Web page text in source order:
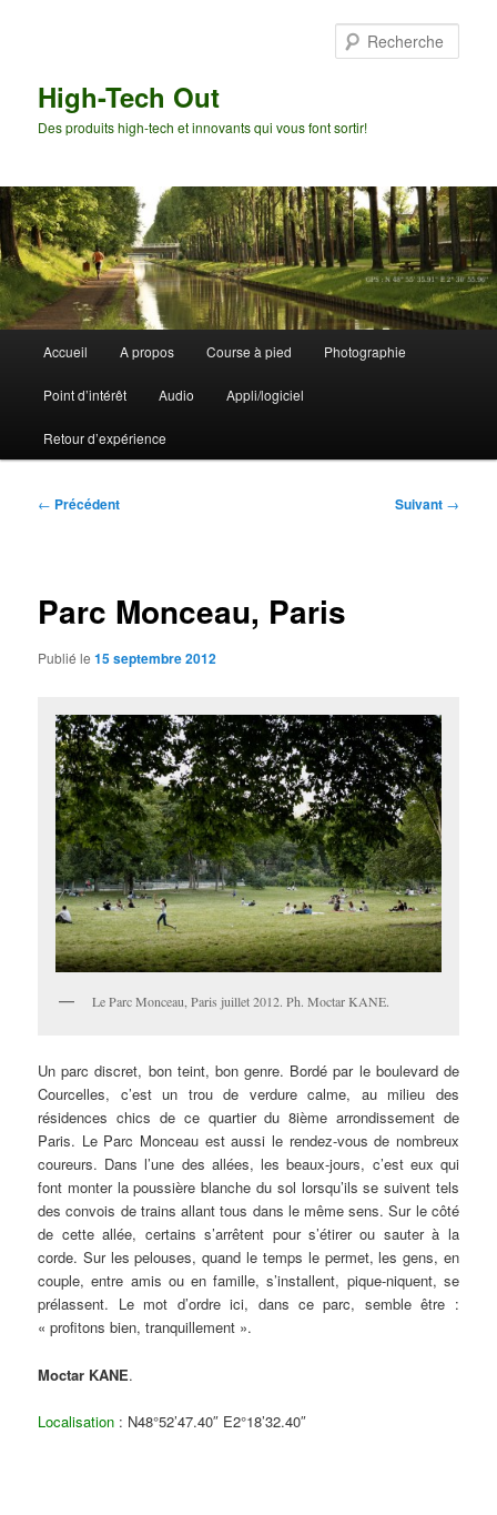
High-Tech Out
Des produits high-tech et innovants qui vous font sortir!
principal
Accueil A propos Course à pied Photographie
Point d’intérêt Audio Appli/logiciel
Retour d’expérience
Navigation
← Précédent Suivant →
Parc Monceau, Paris
Publié le15 septembre 2012
Le Parc Monceau, Paris juillet 2012. Ph. Moctar KANE.
Un parc discret, bon teint, bon genre. Bordé par le boulevard de
Courcelles, c’est un trou de verdure calme, au milieu des
résidences chics de ce quartier du 8ième arrondissement de
Paris. Le Parc Monceau est aussi le rendez-vous de nombreux
coureurs. Dans l’une des allées, les beaux-jours, c’est eux qui
font monter la poussière blanche du sol lorsqu’ils se suivent tels
des convois de trains allant tous dans le même sens. Sur le côté
de cette allée, certains s’arrêtent pour s’étirer ou sauter à la
corde. Sur les pelouses, quand le temps le permet, les gens, en
couple, entre amis ou en famille, s’installent, pique-niquent, se
prélassent. Le mot d’ordre ici, dans ce parc, semble être :
« profitons bien, tranquillement ».
Moctar KANE.
Localisation : N48°52’47.40″ E2°18’32.40″